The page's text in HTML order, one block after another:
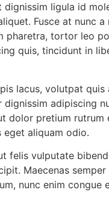
ligula id
Fusce at nunc a
pharetra, tortor leo
quis, tincidunt in
lacus, volutpat
adipiscing
dolor pretium
eget aliquam odio.
felis vulputate
Maecenas
nunc enim congue